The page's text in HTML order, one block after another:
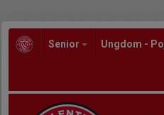
Senior Ungdom -